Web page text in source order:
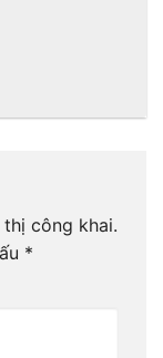
công khai.
*